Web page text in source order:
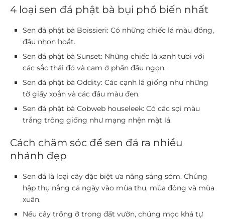
4 loại sen đá phật bà bụi phổ biến nhất
Sen đá phật bà Boissieri: Có những chiếc lá màu đồng,
đầu nhọn hoắt.
Sen đá phật bà Sunset: Những chiếc lá xanh tươi với
các sắc thái đỏ và cam ở phần đầu ngọn.
Sen đá phật bà Oddity: Các cạnh lá giống như những
tờ giấy xoắn và các đầu màu đen.
Sen đá phật bà Cobweb houseleek: Có các sợi màu
trắng trông giống như mạng nhện mặt lá.
Cách chăm sóc để sen đá ra nhiều
nhánh đẹp
Sen đá là loại cây đặc biệt ưa nắng sáng sớm. Chúng
hập thụ nắng cả ngày vào mùa thu, mùa đông và mùa
xuân.
Nếu cây trồng ở trong đất vườn, chúng mọc khá tự